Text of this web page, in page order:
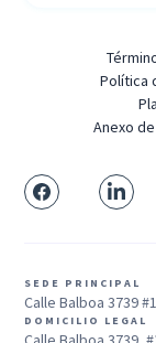
Política
Anexo
SEDE PRINCIPAL
Calle Balboa 3739
DOMICILIO LEGAL